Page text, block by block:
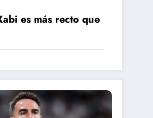
es más recto que